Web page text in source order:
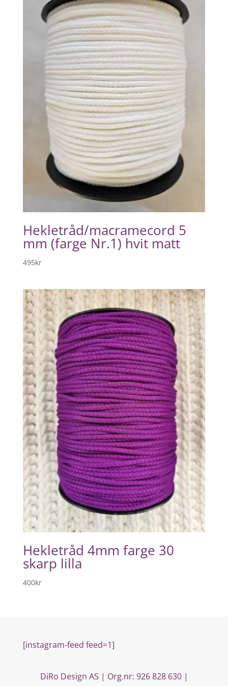
Hekletråd/macramecord 5
mm (farge Nr.1) hvit matt
495kr
Hekletråd 4mm farge 30
skarp lilla
400kr
[instagram-feed feed=1]
DiRo Design AS | Org.nr: 926 828 630 |